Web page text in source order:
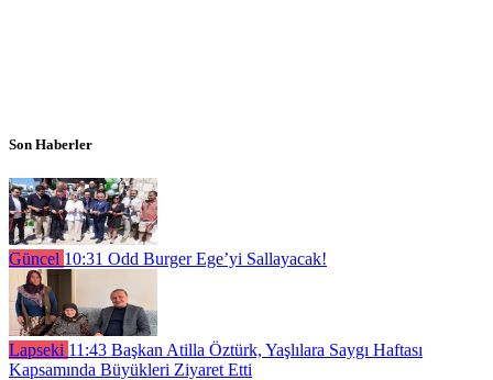
Son Haberler
Güncel 10:31 Odd Burger Ege’yi Sallayacak!
Lapseki 11:43 Başkan Atilla Öztürk, Yaşlılara Saygı Haftası
Kapsamında Büyükleri Ziyaret Etti